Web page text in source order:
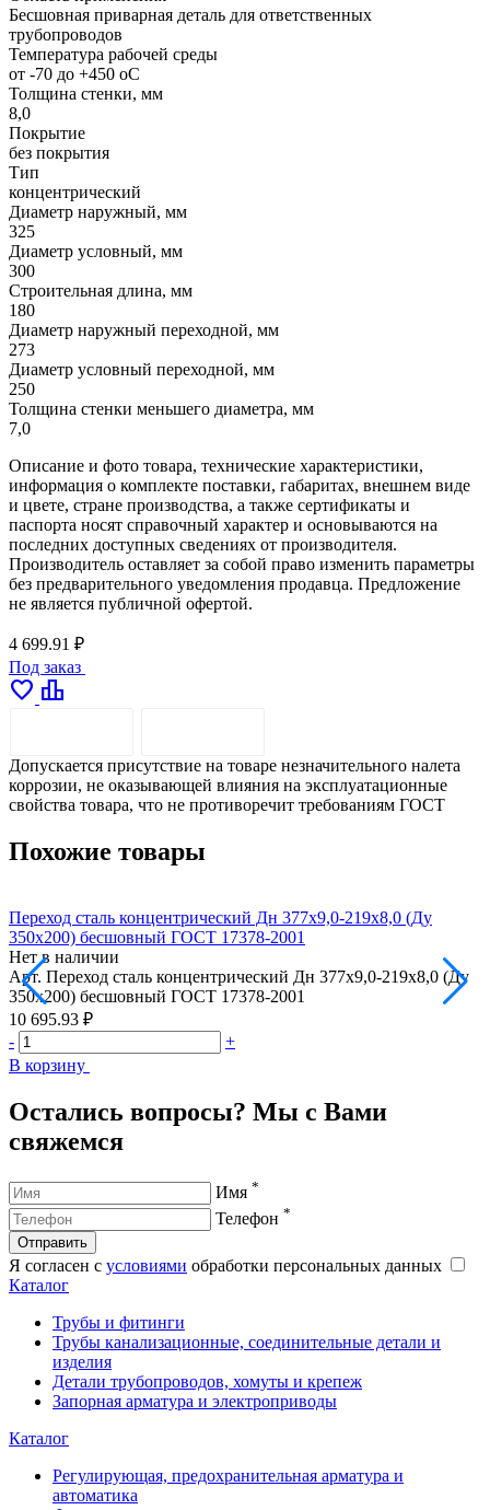
Бесшовная приварная деталь для ответственных
трубопроводов
Температура рабочей среды
от -70 до +450 oC
Толщина стенки, мм
8,0
Покрытие
без покрытия
Тип
концентрический
Диаметр наружный, мм
325
Диаметр условный, мм
300
Строительная длина, мм
180
Диаметр наружный переходной, мм
273
Диаметр условный переходной, мм
250
Толщина стенки меньшего диаметра, мм
7,0
Описание и фото товара, технические характеристики,
информация о комплекте поставки, габаритах, внешнем виде
и цвете, стране производства, а также сертификаты и
паспорта носят справочный характер и основываются на
последних доступных сведениях от производителя.
Производитель оставляет за собой право изменить параметры
без предварительного уведомления продавца. Предложение
не является публичной офертой.
4 699.91 ₽
Под заказ
favorite leaderboard
Допускается присутствие на товаре незначительного налета
коррозии, не оказывающей влияния на эксплуатационные
свойства товара, что не противоречит требованиям ГОСТ
Похожие товары
Переход сталь концентрический Дн 377х9,0-219х8,0 (Ду
350х200) бесшовный ГОСТ 17378-2001
Нет в наличии
Арт. Переход сталь концентрический Дн 377х9,0-219х8,0 (Ду
350х200) бесшовный ГОСТ 17378-2001
10 695.93 ₽
-
+
В корзину
Остались вопросы? Мы с Вами
свяжемся
Имя *
Телефон *
Отправить
Я согласен с условиями обработки персональных данных
Каталог
Трубы и фитинги
Трубы канализационные, соединительные детали и
изделия
Детали трубопроводов, хомуты и крепеж
Запорная арматура и электроприводы
Каталог
Регулирующая, предохранительная арматура и
автоматика